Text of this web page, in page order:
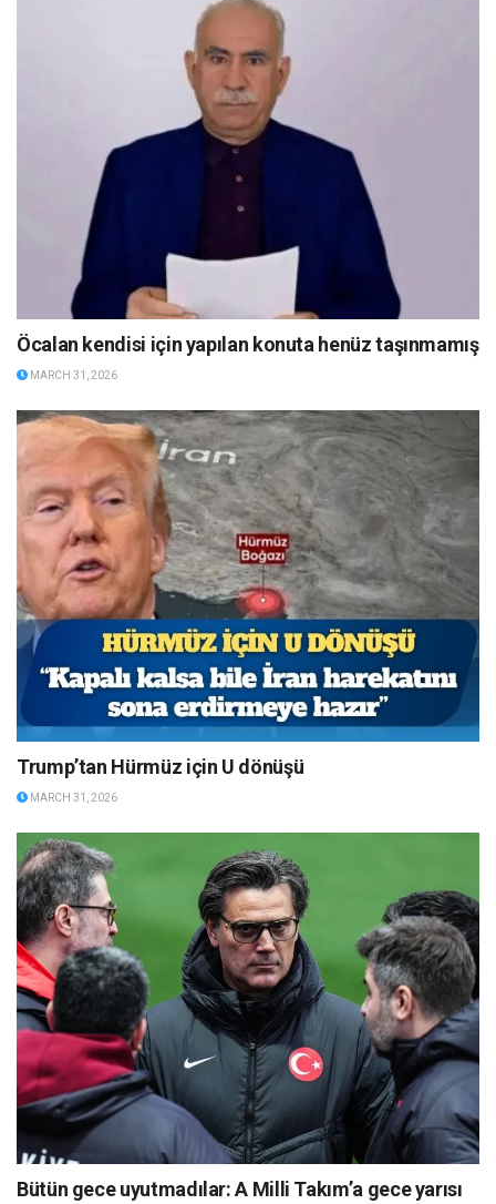
Öcalan kendisi için yapılan konuta henüz taşınmamış
MARCH 31, 2026
Trump’tan Hürmüz için U dönüşü
MARCH 31, 2026
Bütün gece uyutmadılar: A Milli Takım’a gece yarısı